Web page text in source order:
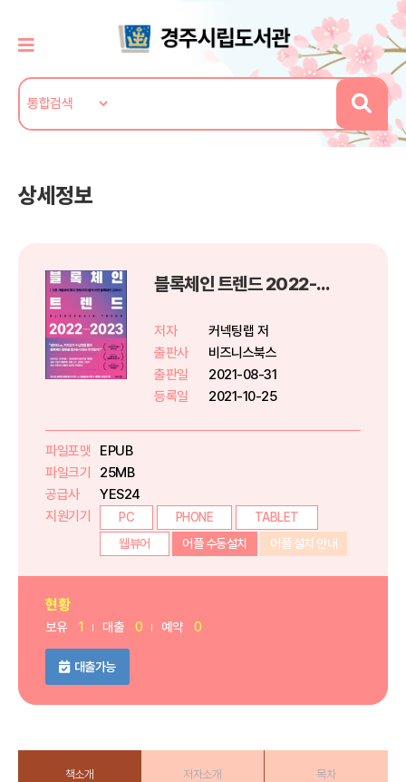
상세정보
블록체인 트렌드 2022-2023
저자
커넥팅랩 저
출판사
비즈니스북스
출판일
2021-08-31
등록일
2021-10-25
파일포맷
EPUB
파일크기
25MB
공급사
YES24
지원기기
PC PHONE
TABLET
웹뷰어
어플 수동설치 어플 설치 안내
현황
보유 1 대출 0 예약 0
대출가능
책소개 저자소개 목차